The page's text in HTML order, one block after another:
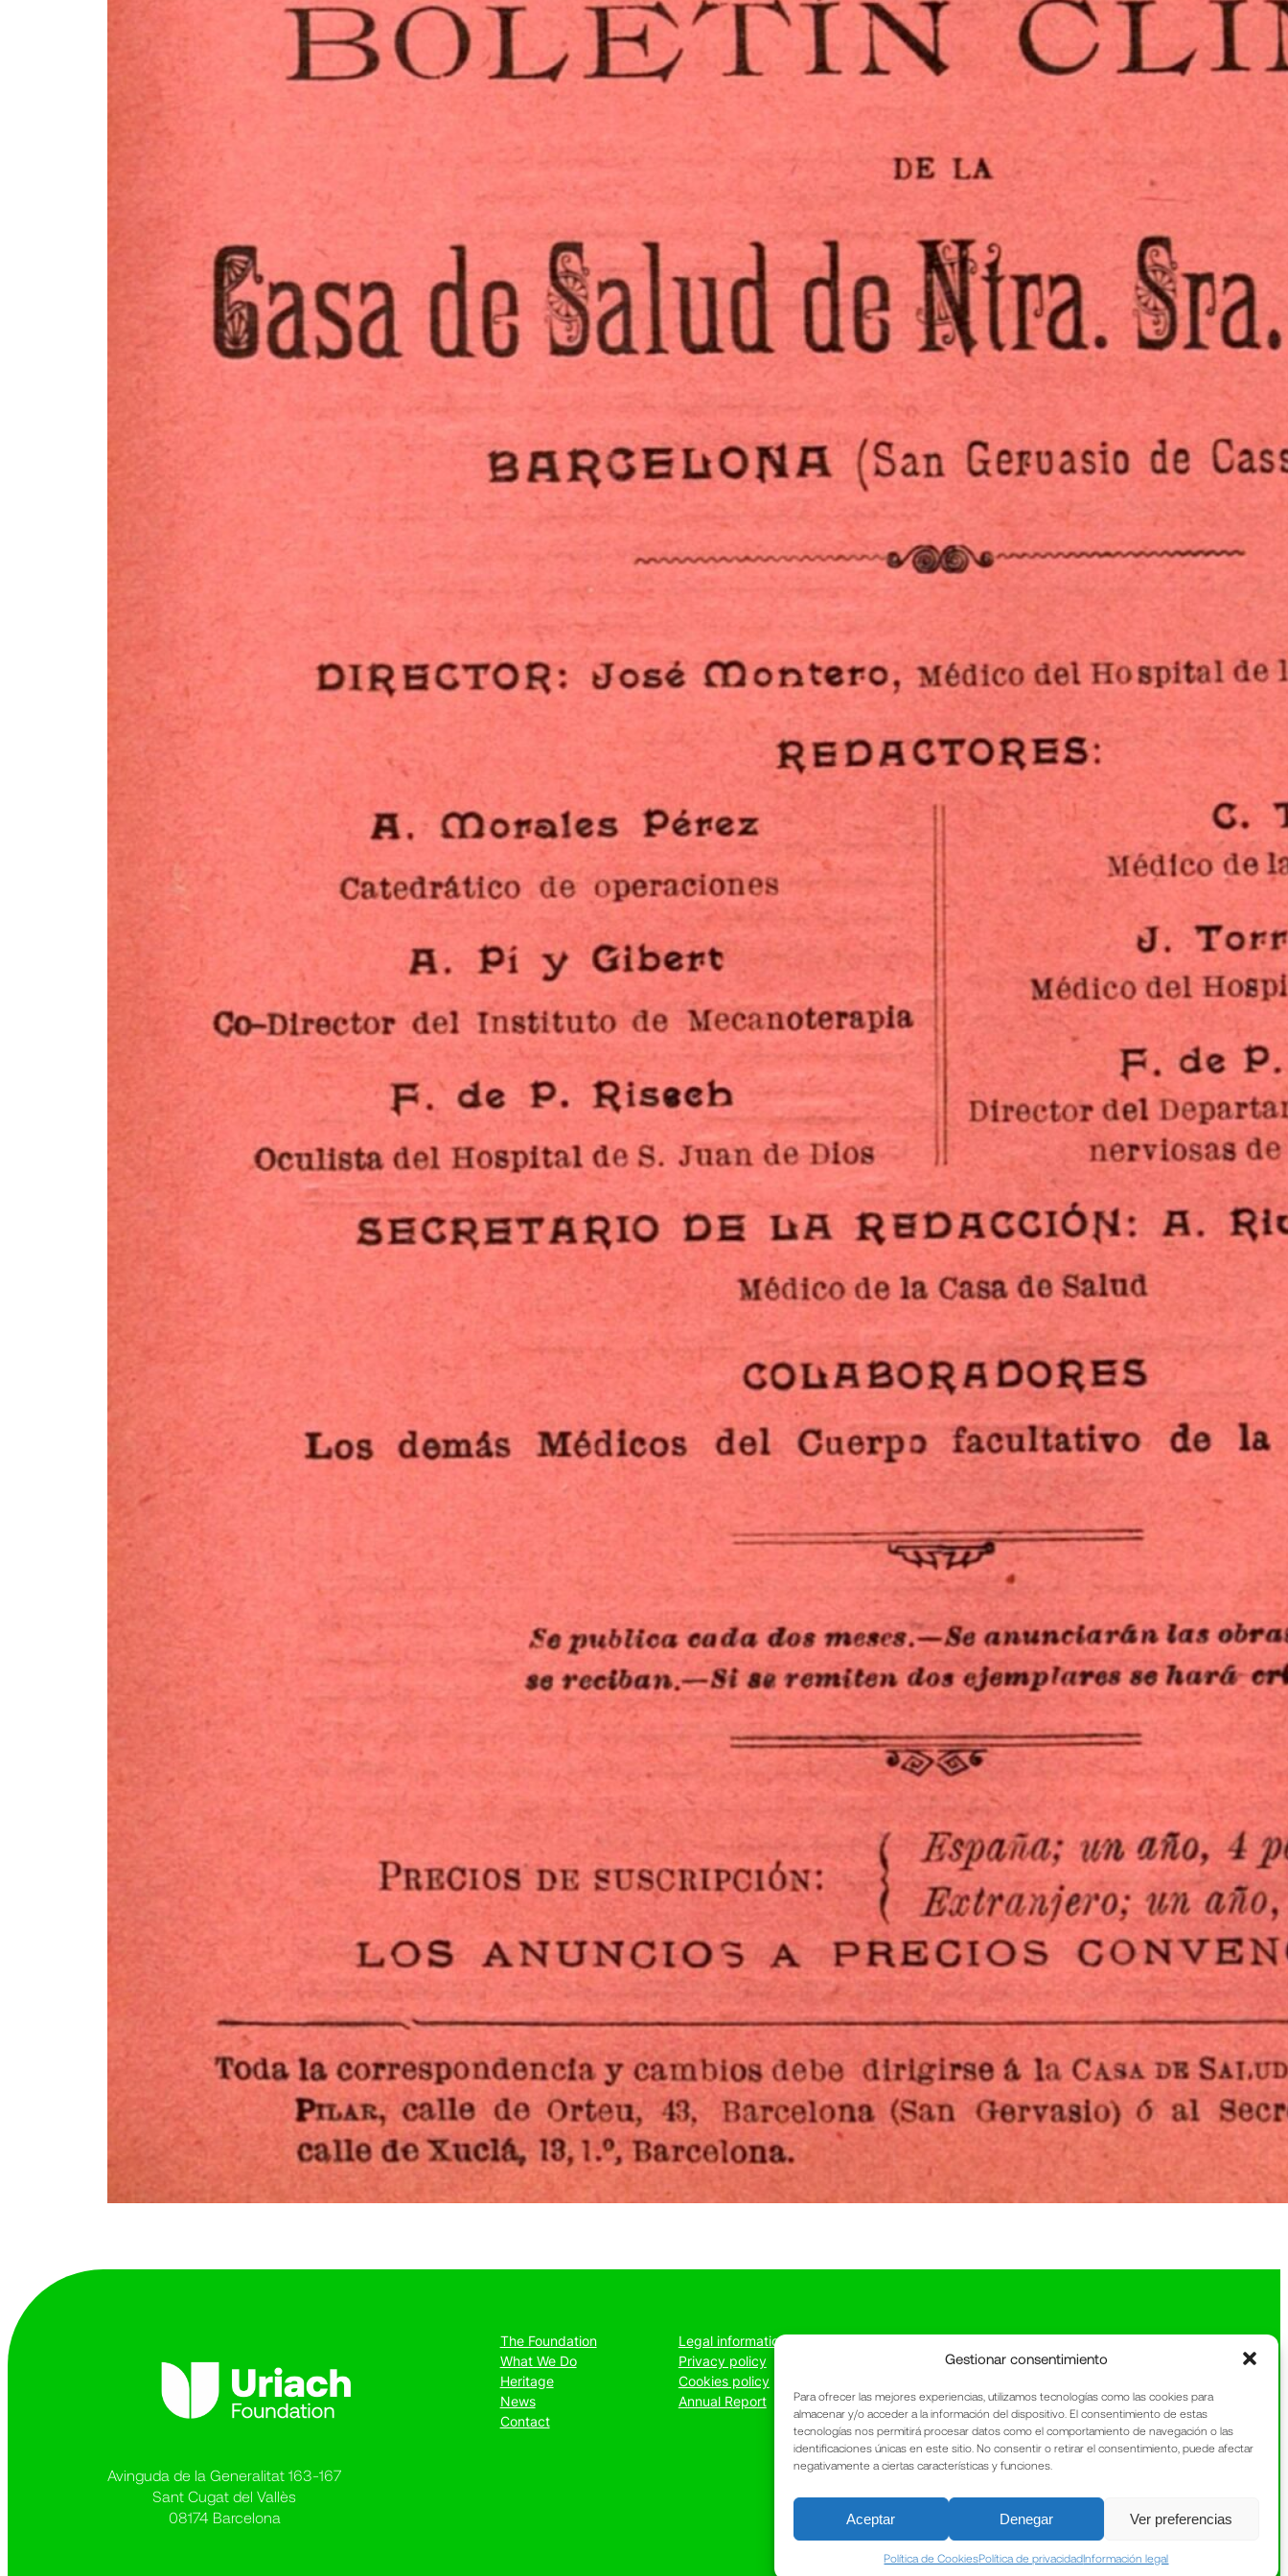
Gestionar consentimiento
Para ofrecer las mejores experiencias, utilizamos tecnologías como las cookies para
almacenar y/o acceder a la información del dispositivo. El consentimiento de estas
tecnologías nos permitirá procesar datos como el comportamiento de navegación o las
identificaciones únicas en este sitio. No consentir o retirar el consentimiento, puede afectar
negativamente a ciertas características y funciones.
Aceptar Denegar Ver preferencias
Política de CookiesPolítica de privacidadInformación legal
Avinguda de la Generalitat 163-167
Sant Cugat del Vallès
08174 Barcelona
The Foundation
What We Do
Heritage
News
Contact
Legal information
Privacy policy
Cookies policy
Annual Report